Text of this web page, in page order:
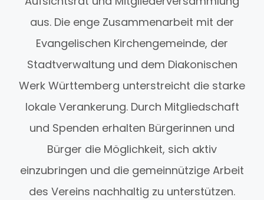
aus. Die enge Zusammenarbeit mit der
Evangelischen Kirchengemeinde, der
Stadtverwaltung und dem Diakonischen
Werk Württemberg unterstreicht die starke
lokale Verankerung. Durch Mitgliedschaft
und Spenden erhalten Bürgerinnen und
Bürger die Möglichkeit, sich aktiv
einzubringen und die gemeinnützige Arbeit
des Vereins nachhaltig zu unterstützen.